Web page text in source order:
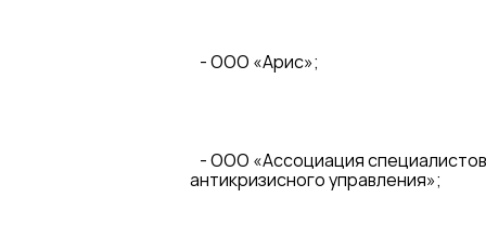
- ООО «Арис»;
- ООО «Ассоциация специалистов
антикризисного управления»;